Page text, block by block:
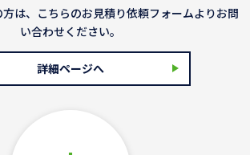
は、こちらのお見積り依頼フォームよりお問
い合わせください。
詳細ページへ